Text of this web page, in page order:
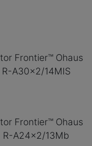
Frontier™ Ohaus
R-A30x2/14MIS
Frontier™ Ohaus
R-A24x2/13Mb